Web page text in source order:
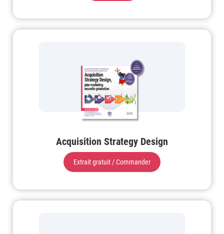
Acquisition Strategy Design
Extrait gratuit / Commander